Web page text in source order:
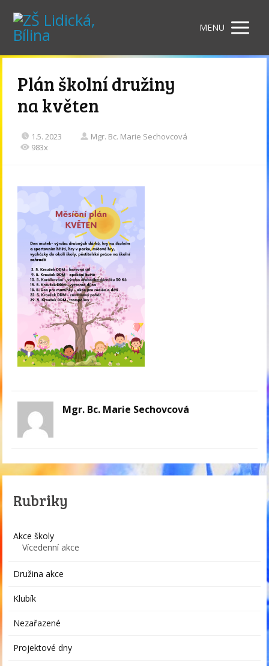
MENU
Plán školní družiny
na květen
1.5. 2023
Mgr. Bc. Marie Sechovcová
983x
Mgr. Bc. Marie Sechovcová
Rubriky
Akce školy
Vícedenní akce
Družina akce
Klubík
Nezařazené
Projektové dny